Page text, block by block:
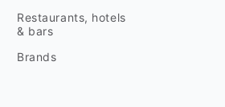
Restaurants, hotels
& bars
Brands